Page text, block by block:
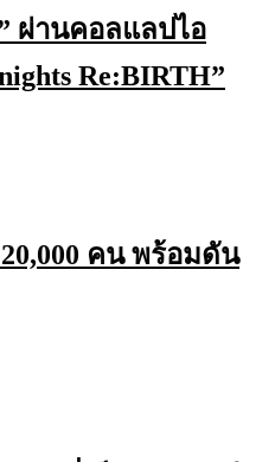
ผ่านคอลแลปไอ
Re:BIRTH”
คน พร้อมดัน